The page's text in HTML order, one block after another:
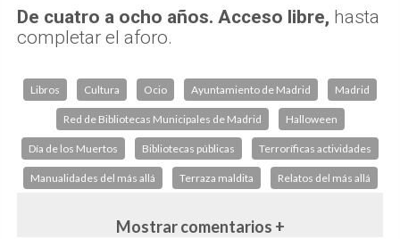
De cuatro a ocho años. Acceso libre, hasta
completar el aforo.
Libros Cultura Ocio Ayuntamiento de Madrid Madrid
Red de Bibliotecas Municipales de Madrid Halloween
Día de los Muertos Bibliotecas públicas Terroríficas actividades
Manualidades del más allá Terraza maldita Relatos del más allá
Mostrar comentarios +